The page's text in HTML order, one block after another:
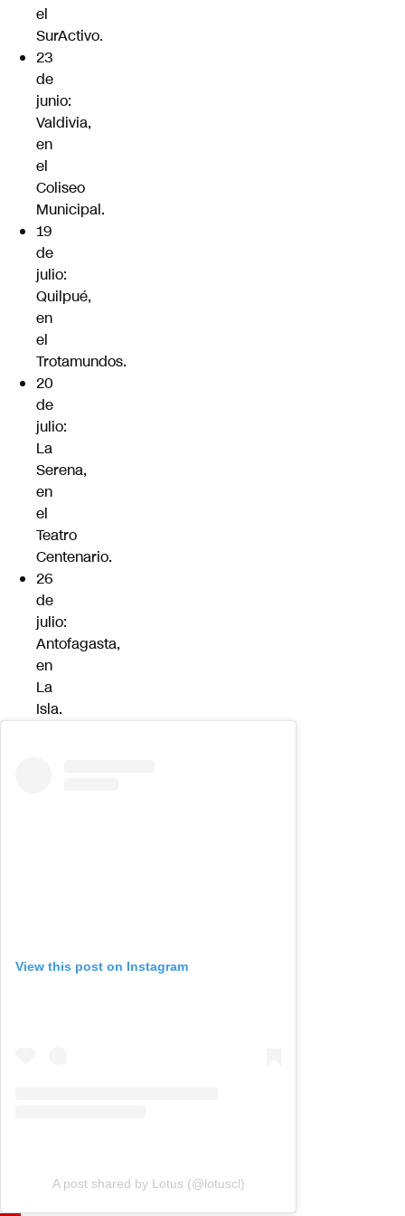
el
SurActivo.
23
de
junio:
Valdivia,
en
el
Coliseo
Municipal.
19
de
julio:
Quilpué,
en
el
Trotamundos.
20
de
julio:
La
Serena,
en
el
Teatro
Centenario.
26
de
julio:
Antofagasta,
en
La
Isla.
View this post on Instagram
A post shared by Lotus (@lotuscl)